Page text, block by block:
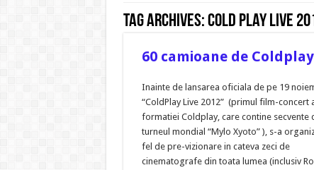
Tag Archives:Cold Play Live
60 camioane de Coldplay
Inainte de lansarea oficiala de pe 19
“ColdPlay Live 2012” (primul film-concert
formatiei Coldplay, care contine secvente
turneul mondial “Mylo Xyoto” ), s-a
fel de pre-vizionare in cateva zeci de
cinematografe din toata lumea (inclusiv